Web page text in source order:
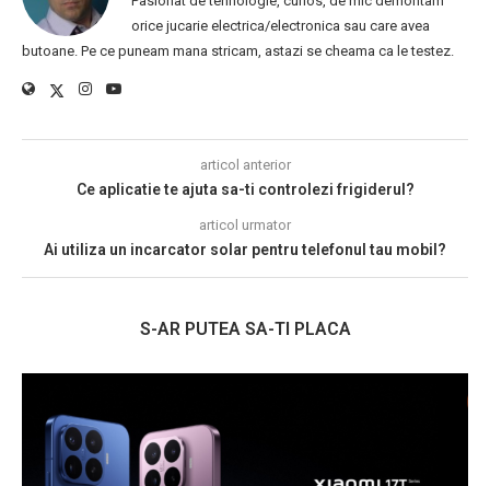
orice jucarie electrica/electronica sau care avea
butoane. Pe ce puneam mana stricam, astazi se cheama ca le testez.
articol anterior
Ce aplicatie te ajuta sa-ti controlezi frigiderul?
articol urmator
Ai utiliza un incarcator solar pentru telefonul tau mobil?
S-AR PUTEA SA-TI PLACA